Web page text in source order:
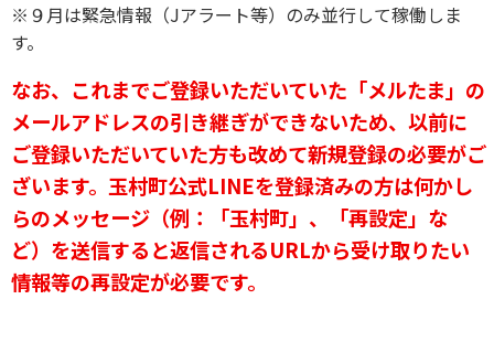
※９月は緊急情報（Jアラート等）のみ並行して稼働しま
す。
なお、これまでご登録いただいていた「メルたま」の
メールアドレスの引き継ぎができないため、以前に
ご登録いただいていた方も改めて新規登録の必要がご
ざいます。玉村町公式LINEを登録済みの方は何かし
らのメッセージ（例：「玉村町」、「再設定」な
ど）を送信すると返信されるURLから受け取りたい
情報等の再設定が必要です。